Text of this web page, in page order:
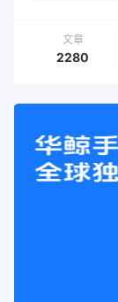
文章
2280